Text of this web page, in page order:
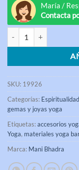
María /
Contacta
SKU: 19926
Categorías:
gemas y joyas yoga
Etiquetas:accesorios
Yoga, materiales yoga
Marca: Mani Bhadra